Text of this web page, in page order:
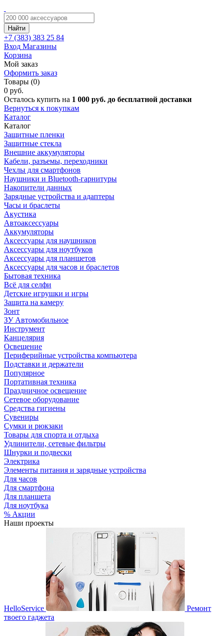
Найти
+7 (383) 383 25 84
Вход Магазины
Корзина
Мой заказ
Оформить заказ
Товары (0)
0 руб.
Осталось купить на 1 000 руб. до бесплатной доставки
Вернуться к покупкам
Каталог
Каталог
Защитные пленки
Защитные стекла
Внешние аккумуляторы
Кабели, разъемы, переходники
Чехлы для смартфонов
Наушники и Bluetooth-гарнитуры
Накопители данных
Зарядные устройства и адаптеры
Часы и браслеты
Акустика
Автоаксессуары
Аккумуляторы
Аксессуары для наушников
Аксессуары для ноутбуков
Аксессуары для планшетов
Аксессуары для часов и браслетов
Бытовая техника
Всё для селфи
Детские игрушки и игры
Защита на камеру
Зонт
ЗУ Автомобильное
Инструмент
Канцелярия
Освещение
Периферийные устройства компьютера
Подставки и держатели
Популярное
Портативная техника
Праздничное освещение
Сетевое оборудование
Средства гигиены
Сувениры
Сумки и рюкзаки
Товары для спорта и отдыха
Удлинители, сетевые фильтры
Шнурки и подвески
Электрика
Элементы питания и зарядные устройства
Для часов
Для смартфона
Для планшета
Для ноутбука
% Акции
Наши проекты
HelloService
Ремонт
твоего гаджета